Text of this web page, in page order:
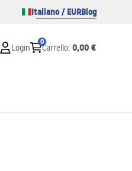
Italiano / EURBlog
Login
0
Carrello: 0,00 €